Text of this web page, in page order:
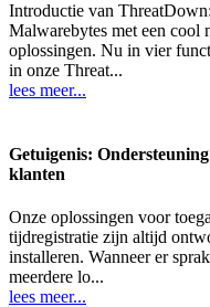
Introductie van
Malwarebytes met een
oplossingen. Nu in vier
in onze Threat...
lees meer...
Getuigenis:
klanten
Onze oplossingen voor
tijdregistratie zijn altijd
installeren. Wanneer er
meerdere lo...
lees meer...